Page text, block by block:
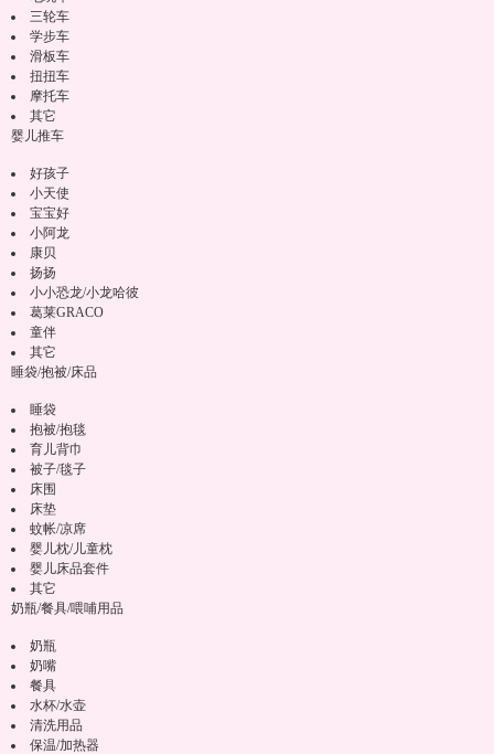
三轮车
学步车
滑板车
扭扭车
摩托车
其它
婴儿推车
好孩子
小天使
宝宝好
小阿龙
康贝
扬扬
小小恐龙/小龙哈彼
葛莱GRACO
童伴
其它
睡袋/抱被/床品
睡袋
抱被/抱毯
育儿背巾
被子/毯子
床围
床垫
蚊帐/凉席
婴儿枕/儿童枕
婴儿床品套件
其它
奶瓶/餐具/喂哺用品
奶瓶
奶嘴
餐具
水杯/水壶
清洗用品
保温/加热器